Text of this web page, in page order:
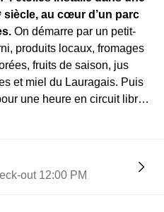
siècle, au cœur d’un parc
On démarre par un petit-
produits locaux, fromages
fruits de saison, jus
et miel du Lauragais. Puis
une heure en circuit libre :
un lit hydromassant et un
out 12:00 PM